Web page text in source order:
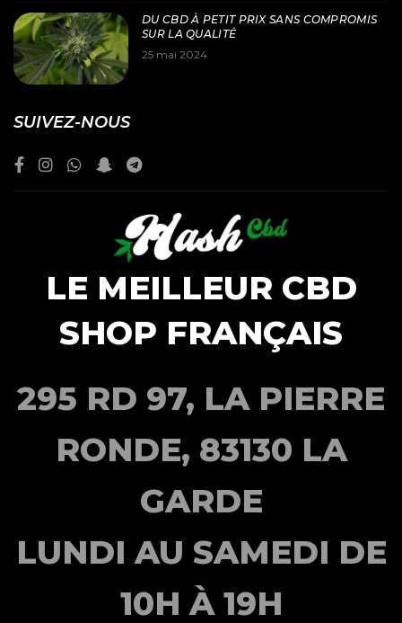
DU CBD À PETIT PRIX SANS COMPROMIS
SUR LA QUALITÉ
25 mai 2024
SUIVEZ-NOUS
LE MEILLEUR CBD
SHOP FRANÇAIS
295 RD 97, LA PIERRE
RONDE, 83130 LA
GARDE
LUNDI AU SAMEDI DE
10H À 19H